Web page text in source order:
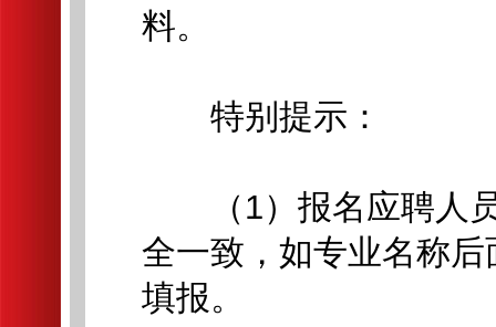
料。
特别提示：
（1）报名应聘人员
全一致，如专业名称
填报。